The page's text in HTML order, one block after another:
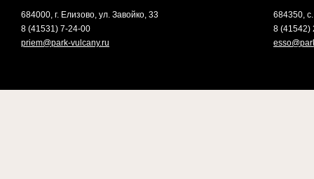
684000, г. Елизово, ул. Завойко, 33
8 (41531) 7-24-00
priem@park-vulcany.ru
684350,
8 (41542)